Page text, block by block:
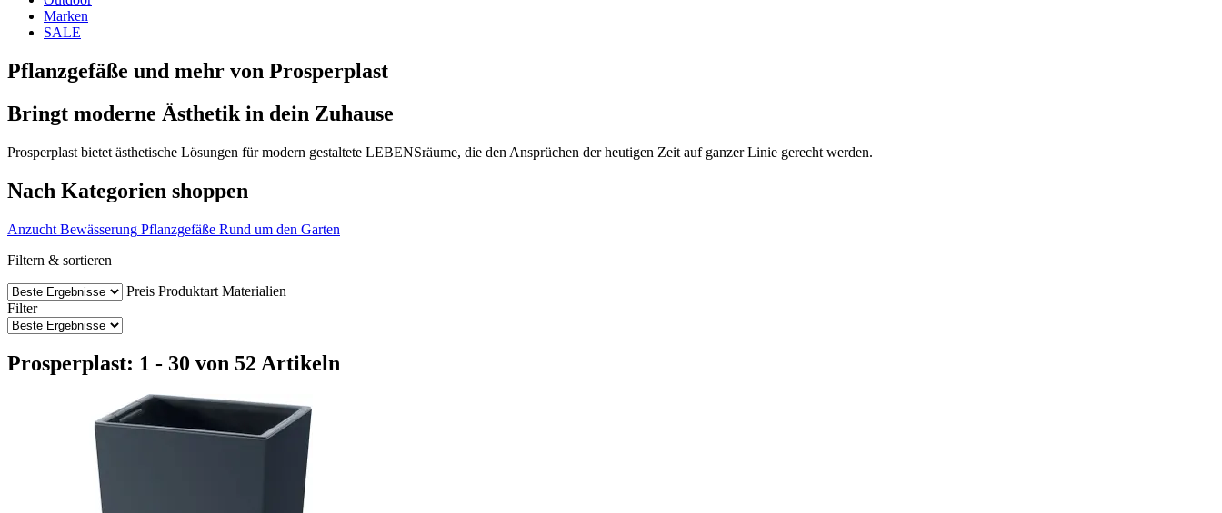
Marken
SALE
Pflanzgefäße und mehr von Prosperplast
Bringt moderne Ästhetik in dein Zuhause
Prosperplast bietet ästhetische Lösungen für modern gestaltete LEBENSräume, die den Ansprüchen der heutigen Zeit auf ganzer Linie gerecht werden.
Nach Kategorien shoppen
Anzucht Bewässerung Pflanzgefäße Rund um den Garten
Filtern & sortieren
Preis Produktart Materialien
Filter
Prosperplast: 1 - 30 von 52 Artikeln